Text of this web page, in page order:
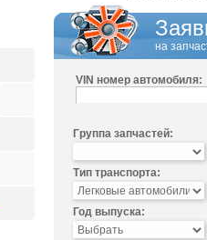
на
VIN номер автомобиля:
Группа запчастей:
Тип транспорта:
Год выпуска: